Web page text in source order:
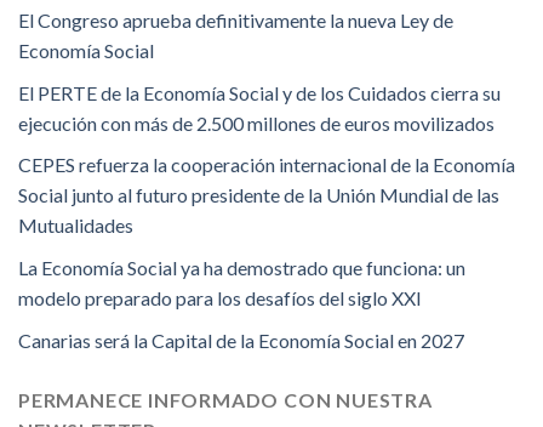
El Congreso aprueba definitivamente la nueva Ley de
Economía Social
El PERTE de la Economía Social y de los Cuidados cierra su
ejecución con más de 2.500 millones de euros movilizados
CEPES refuerza la cooperación internacional de la Economía
Social junto al futuro presidente de la Unión Mundial de las
Mutualidades
La Economía Social ya ha demostrado que funciona: un
modelo preparado para los desafíos del siglo XXI
Canarias será la Capital de la Economía Social en 2027
PERMANECE INFORMADO CON NUESTRA